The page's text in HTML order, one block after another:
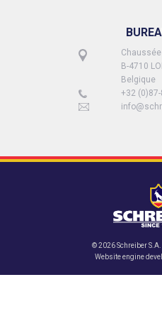
B-4710
Belgique
+32
© 2026 Schreiber
Website engine